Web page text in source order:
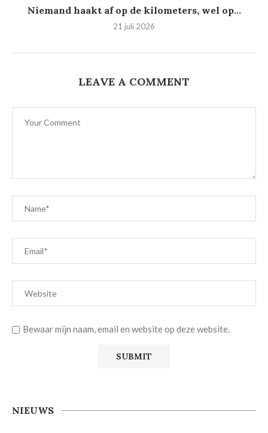
Niemand haakt af op de kilometers, wel op...
21 juli 2026
LEAVE A COMMENT
Bewaar mijn naam, email en website op deze website.
NIEUWS